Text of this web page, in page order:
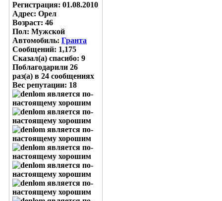
Регистрация: 01.08.2010
Адрес: Орел
Возраст: 46
Пол: Мужской
Автомобиль: Гранта
Сообщений: 1,175
Сказал(а) спасибо: 9
Поблагодарили 26
раз(а) в 24 сообщениях
Вес репутации: 18